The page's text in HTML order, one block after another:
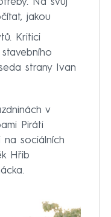
jakou
Kritici
strany Ivan
v
Piráti
sociálních
Hřib